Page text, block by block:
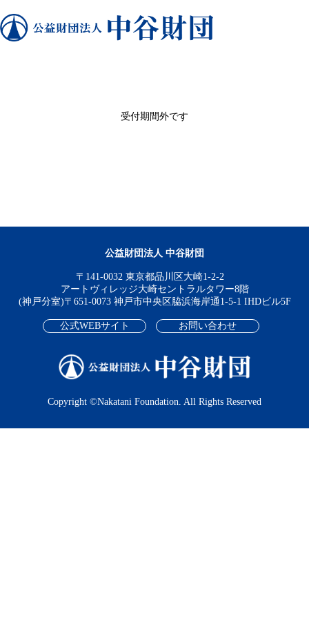
受付期間外です
公益財団法人 中谷財団
〒141-0032 東京都品川区大崎1-2-2
アートヴィレッジ大崎セントラルタワー8階
(神戸分室)〒651-0073 神戸市中央区脇浜海岸通1-5-1 IHDビル5F
公式WEBサイト お問い合わせ
Copyright ©Nakatani Foundation. All Rights Reserved